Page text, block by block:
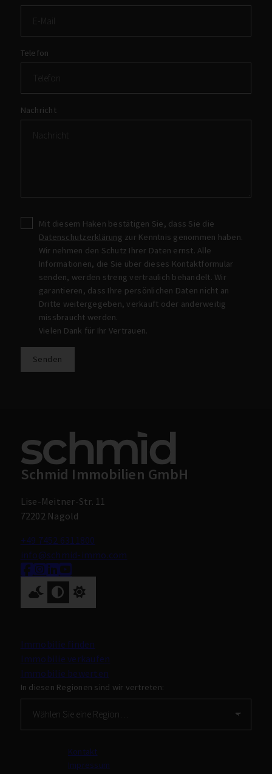
Telefon
Nachricht
Mit diesem Haken bestätigen Sie, dass Sie die
Datenschutzerklärung zur Kenntnis genommen haben.
Wir nehmen den Schutz Ihrer Daten ernst. Alle
Informationen, die Sie über dieses Kontaktformular
senden, werden streng vertraulich behandelt. Wir
garantieren, dass Ihre persönlichen Daten nicht an
Dritte weitergegeben, verkauft oder anderweitig
missbraucht werden.
Vielen Dank für Ihr Vertrauen.
Senden
Schmid Immobilien GmbH
Lise-Meitner-Str. 11
72202 Nagold
+49 7452 6311800
info@schmid-immo.com
In diesen Regionen sind wir vertreten:
Immobilie finden
Immobilie verkaufen
Immobilie bewerten
Kontakt
Impressum